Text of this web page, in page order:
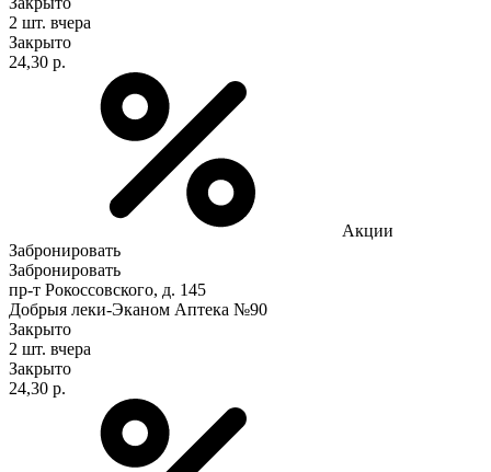
2 шт. вчера
Закрыто
24,30 р.
Акции
Забронировать
Забронировать
пр-т Рокоссовского, д. 145
Добрыя леки-Эканом Аптека №90
Закрыто
2 шт. вчера
Закрыто
24,30 р.